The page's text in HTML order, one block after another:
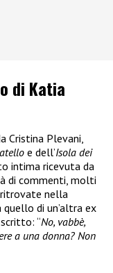
di Katia
Cristina Plevani,
e dell’Isola dei
intima ricevuta da
di commenti, molti
ritrovate nella
di un’altra ex
“No, vabbè,
a una donna? Non